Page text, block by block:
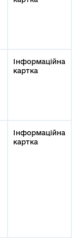
Інформаційна
картка
Інформаційна
картка